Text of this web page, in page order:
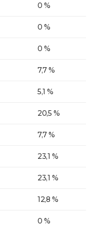
0 %
0 %
0 %
7,7 %
5,1 %
20,5 %
7,7 %
23,1 %
23,1 %
12,8 %
0 %